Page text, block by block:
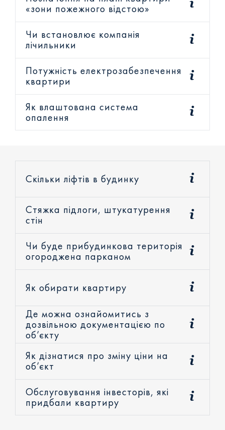
«зони пожежного відстою»
Чи встановлює компанія
лічильники
Потужність електрозабезпечення
квартири
Як влаштована система
опалення
Скільки ліфтів в будинку
Стяжка підлоги, штукатурення
стін
Чи буде прибудинкова територія
огороджена парканом
Як обирати квартиру
Де можна ознайомитись з
дозвільною документацією по
об’єкту
Як дізнатися про зміну ціни на
об’єкт
Обслуговування інвесторів, які
придбали квартиру